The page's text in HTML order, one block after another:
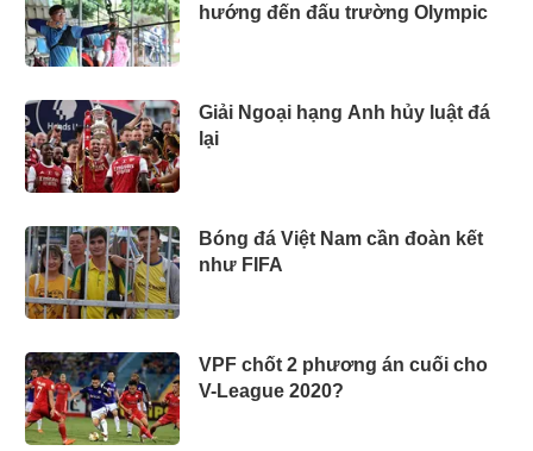
hướng đến đấu trường Olympic
Giải Ngoại hạng Anh hủy luật đá
lại
Bóng đá Việt Nam cần đoàn kết
như FIFA
VPF chốt 2 phương án cuối cho
V-League 2020?